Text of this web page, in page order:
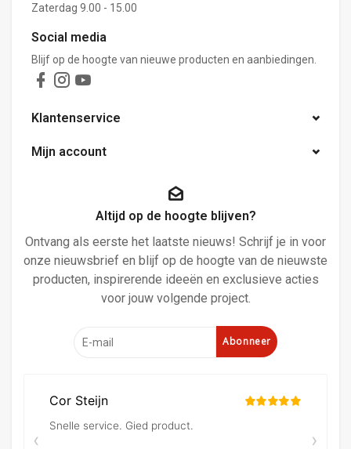
Zaterdag 9.00 - 15.00
Social media
Blijf op de hoogte van nieuwe producten en aanbiedingen.
Klantenservice
Mijn account
Altijd op de hoogte blijven?
Ontvang als eerste het laatste nieuws! Schrijf je in voor
onze nieuwsbrief en blijf op de hoogte van de nieuwste
producten, inspirerende ideeën en exclusieve acties
voor jouw volgende project.
Abonneer